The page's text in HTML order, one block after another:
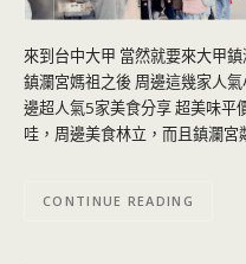
來到台中大甲 當然就要來大甲
鎮瀾宮媽祖之後 周邊這幾家人
邊超人氣5家美食分享 超美味平
哇，周邊美食林立，而且鎮瀾
CONTINUE READING